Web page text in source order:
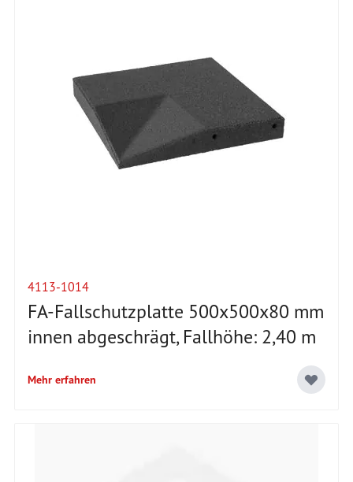
4113-1014
FA-Fallschutzplatte 500x500x80 mm
innen abgeschrägt, Fallhöhe: 2,40 m
Mehr erfahren